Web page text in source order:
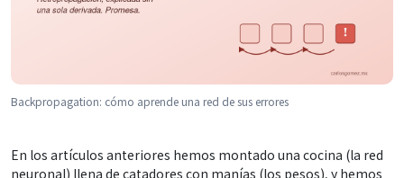
Backpropagation: cómo aprende una red de sus errores
En los artículos anteriores hemos montado una cocina (la red
neuronal) llena de catadores con manías (los pesos), y hemos